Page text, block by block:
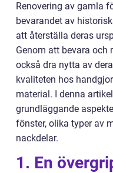
Renovering av gamla
bevarandet av
att återställa deras
Genom att bevara och
också dra nytta av
kvaliteten hos
material. I denna
grundläggande
fönster, olika typer av
nackdelar.
1. En